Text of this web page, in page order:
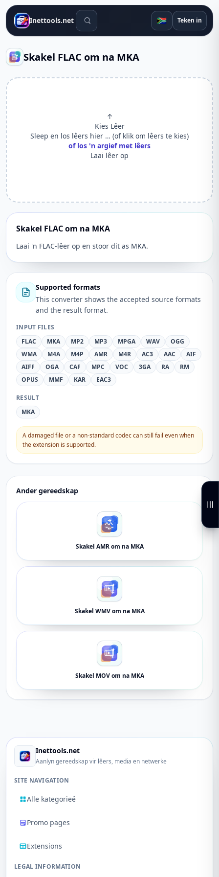
Inettools.net Soek gereedskap 🇿🇦 Teken in
Skakel FLAC om na MKA
↑
Kies Lêer
Sleep en los lêers hier … (of klik om lêers te kies)
of los 'n argief met lêers
Laai lêer op
Skakel FLAC om na MKA
Laai 'n FLAC-lêer op en stoor dit as MKA.
Supported formats
This converter shows the accepted source formats
and the result format.
INPUT FILES
FLAC
MKA MP2 MP3 MPGA WAV
OGG
WMA
M4A M4P AMR M4R AC3 AAC
AIF
AIFF
OGA CAF MPC VOC 3GA RA
RM
OPUS
MMF KAR EAC3
RESULT
MKA
A damaged file or a non-standard codec can still fail even when
the extension is supported.
Ander gereedskap
Skakel AMR om na MKA
Skakel WMV om na MKA
Skakel MOV om na MKA
Inettools.net
Aanlyn gereedskap vir lêers, media en netwerke
SITE NAVIGATION
Alle kategorieë
Promo pages
Extensions
LEGAL INFORMATION